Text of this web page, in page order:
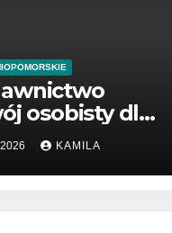
osobisty dla
KAMILA